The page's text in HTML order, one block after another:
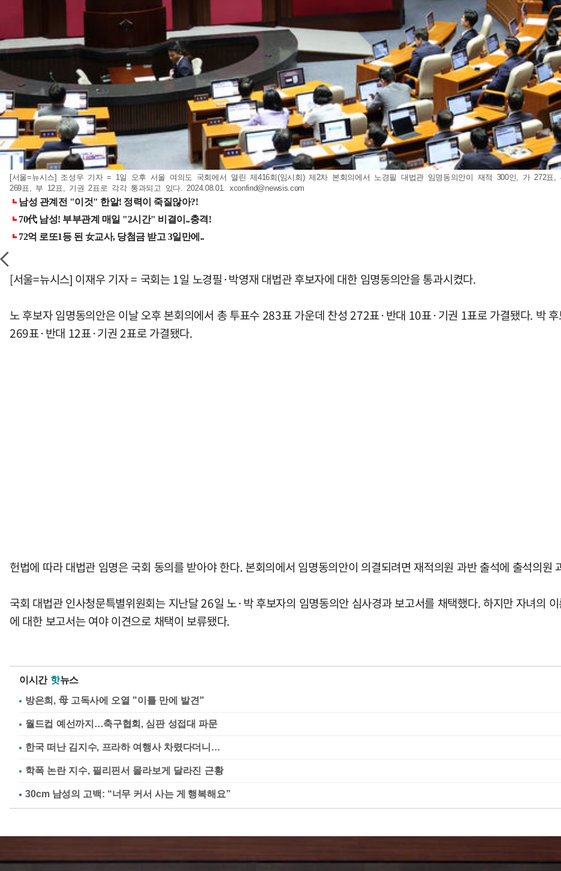
[서울=뉴시스] 조성우 기자 = 1일 오후 서울 여의도 국회에서 열린 제416회(임시회) 제2차 본회의에서 노경필 대법관 임명동의안이 재적 300인, 가 272
269표, 부 12표, 기권 2표로 각각 통과되고 있다. 2024.08.01. xconfind@newsis.com
[서울=뉴시스] 이재우 기자 = 국회는 1일 노경필·박영재 대법관 후보자에 대한 임명동의안을 통과시켰다.
노 후보자 임명동의안은 이날 오후 본회의에서 총 투표수 283표 가운데 찬성 272표·반대 10표·기권 1표로 가결됐다. 박
269표·반대 12표·기권 2표로 가결됐다.
헌법에 따라 대법관 임명은 국회 동의를 받아야 한다. 본회의에서 임명동의안이 의결되려면 재적의원 과반 출석에 출석의원
국회 대법관 인사청문특별위원회는 지난달 26일 노·박 후보자의 임명동의안 심사경과 보고서를 채택했다. 하지만 자녀의
에 대한 보고서는 여야 이견으로 채택이 보류됐다.
이시간 핫뉴스
방은희, 母 고독사에 오열 "이틀 만에 발견"
월드컵 예선까지…축구협회, 심판 성접대 파문
한국 떠난 김지수, 프라하 여행사 차렸다더니…
학폭 논란 지수, 필리핀서 몰라보게 달라진 근황